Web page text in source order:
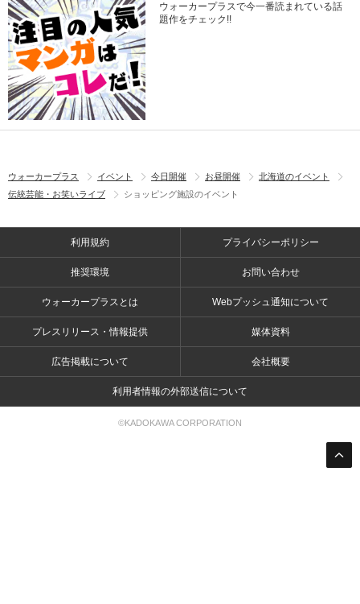
ウォーカープラスで今一番読まれている話
題作をチェック!!
ウォーカープラス イベント 今日開催 お昼開催
北海道のイベント
伝統芸能・お笑いライブ
ショッピング施設のイベント
利用規約 プライバシーポリシー
推奨環境 お問い合わせ
ウォーカープラスとは Webプッシュ通知について
プレスリリース・情報提供 媒体資料
広告掲載について 会社概要
利用者情報の外部送信について
©KADOKAWA CORPORATION